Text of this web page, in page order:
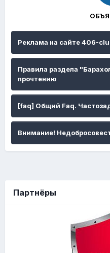
Реклама на сайте 406-
Правила раздела
прочтению
[faq] Общий Faq.
Внимание!
Партнёры